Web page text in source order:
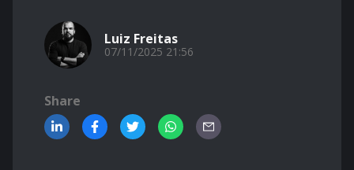
Luiz Freitas
07/11/2025 21:56
Share